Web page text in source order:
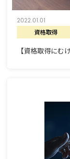
2022.01.01
資格取得
【資格取得に